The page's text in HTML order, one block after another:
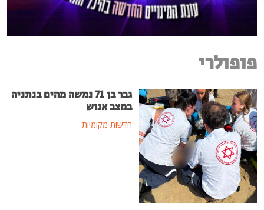
פופולרי
גבר בן 71 נמשה מהים בנתניה
במצב אנוש
חדשות מקומיות